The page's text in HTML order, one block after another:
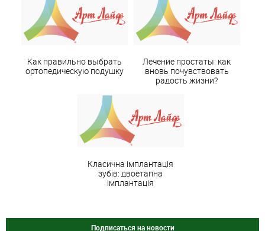
Как правильно выбрать
ортопедическую подушку
Лечение простаты: как
вновь почувствовать
радость жизни?
Класична імплантація
зубів: двоетапна
імплантація
Подписаться на новости